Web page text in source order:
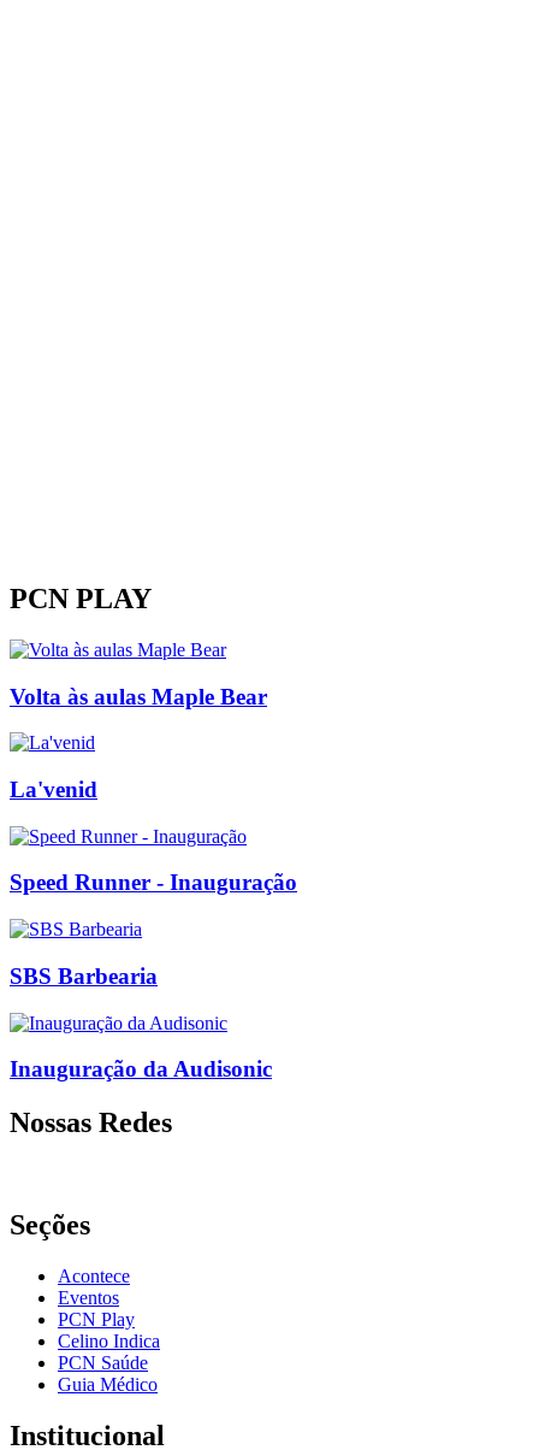
PCN PLAY
Volta às aulas Maple Bear
La'venid
Speed Runner - Inauguração
SBS Barbearia
Inauguração da Audisonic
Nossas Redes
Seções
Acontece
Eventos
PCN Play
Celino Indica
PCN Saúde
Guia Médico
Institucional